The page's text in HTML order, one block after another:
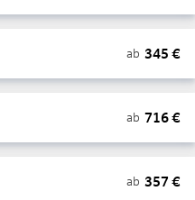
ab 345 €
ab 716€
ab 357 €